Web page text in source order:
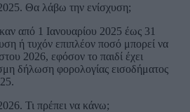
Θα λάβω την ενίσχυση;
από 1 Ιανουαρίου 2025 έως 31
ή τυχόν επιπλέον ποσό μπορεί να
2026, εφόσον το παιδί έχει
δήλωση φορολογίας εισοδήματος
Τι πρέπει να κάνω;